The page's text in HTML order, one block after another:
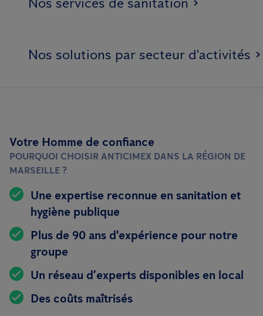
Nos solutions par secteur d'activités
Votre Homme de confiance
POURQUOI CHOISIR ANTICIMEX DANS LA RÉGION DE
MARSEILLE ?
Une expertise reconnue en sanitation et
hygiène publique
Plus de 90 ans d'expérience pour notre
groupe
Un réseau d’experts disponibles en local
Des coûts maîtrisés